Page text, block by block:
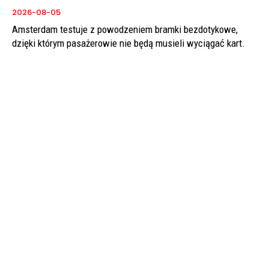
2026-08-05
Amsterdam testuje z powodzeniem bramki bezdotykowe,
dzięki którym pasażerowie nie będą musieli wyciągać kart.